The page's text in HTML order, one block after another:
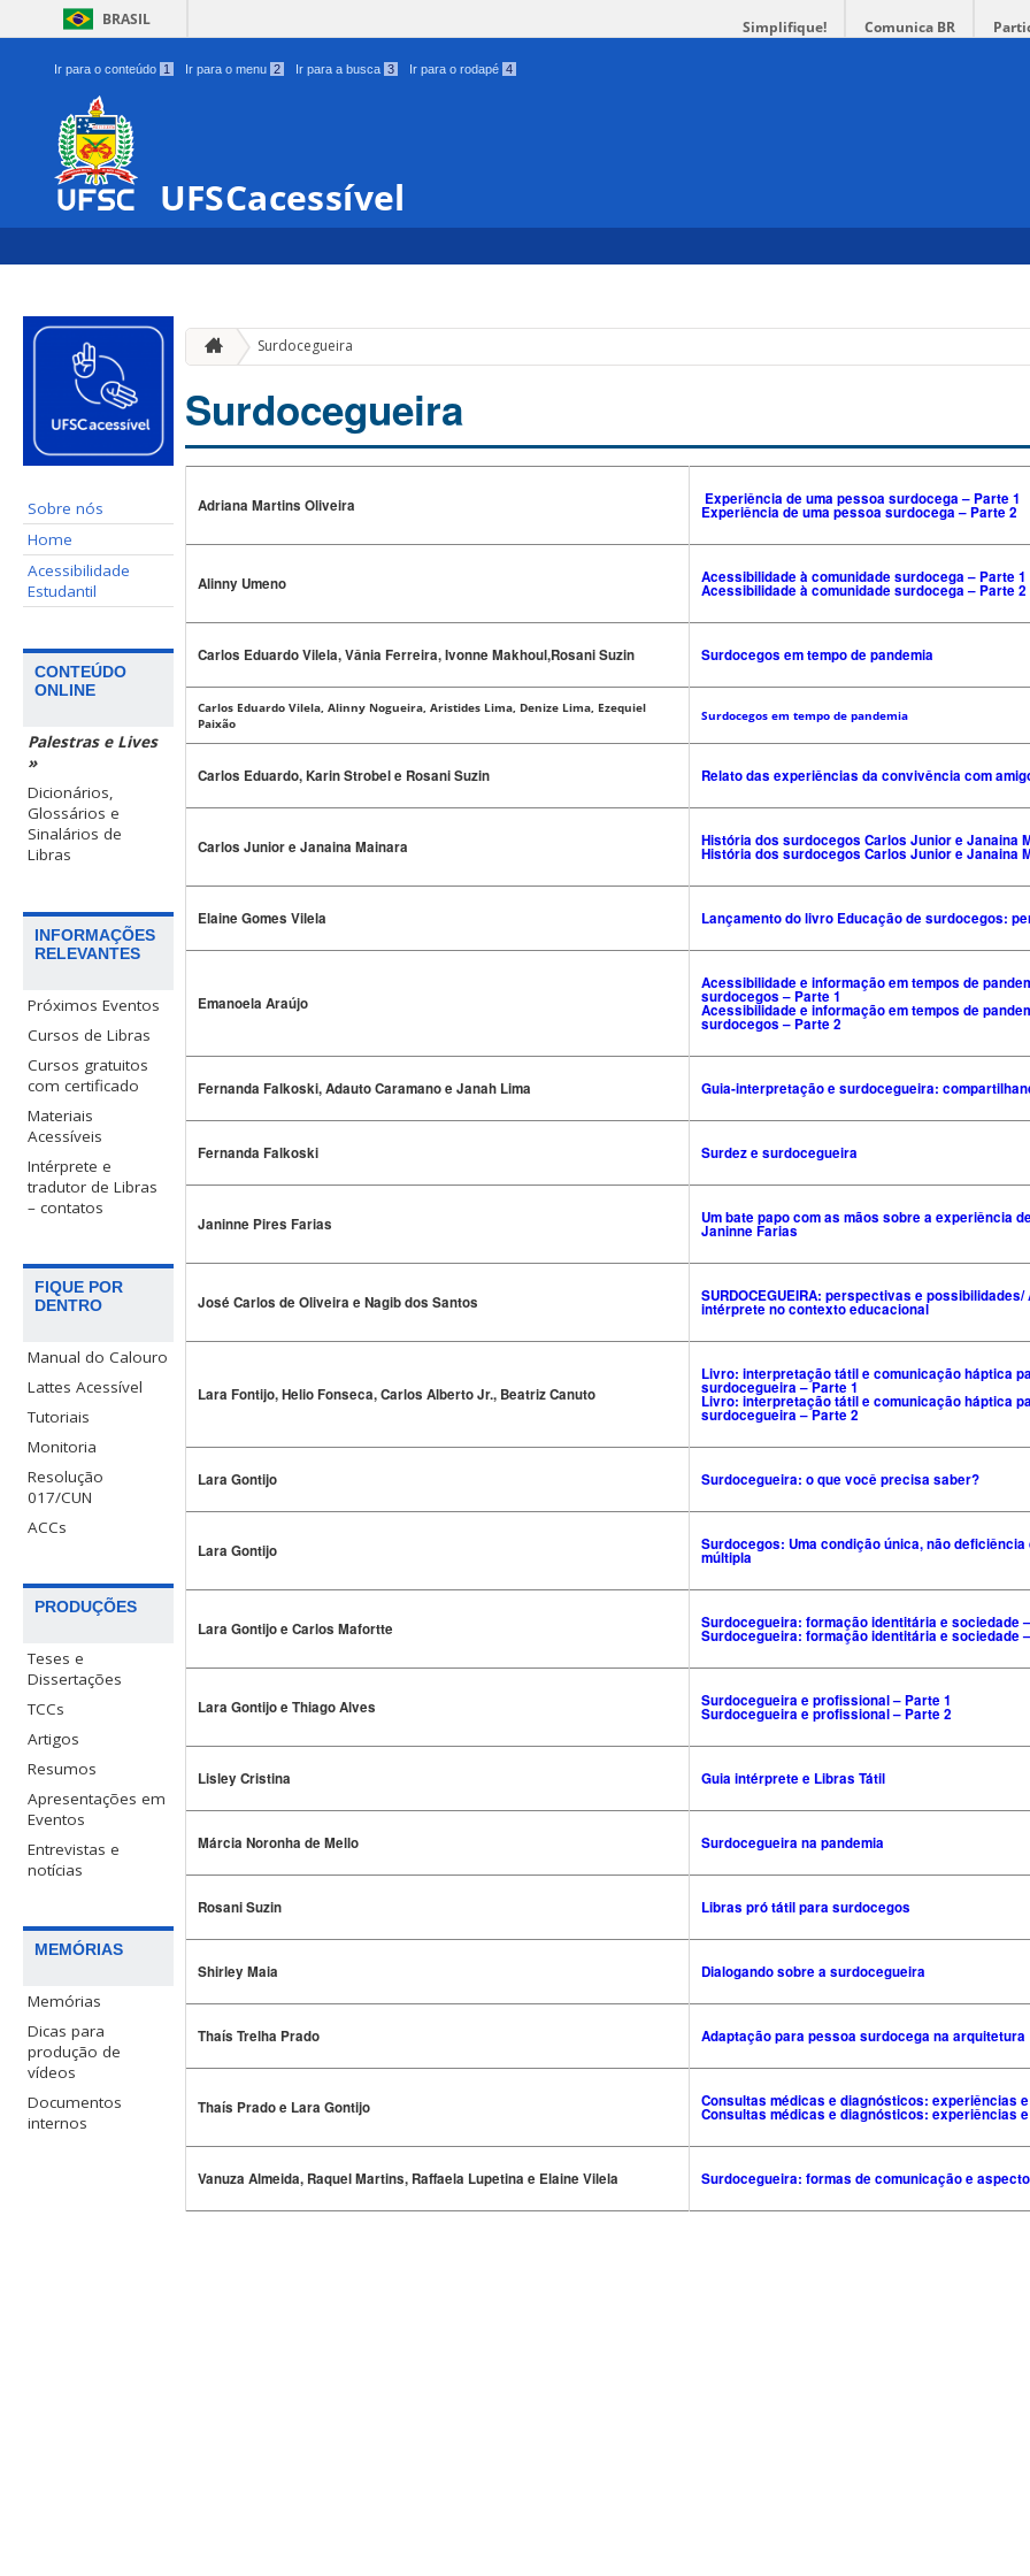
BRASIL Simplifique! Comunica BR
Ir para o conteúdo 1 Ir para o menu 2 Ir para a busca 3 Ir para o rodapé 4
UFSCacessível
Sobre nós
Home
Acessibilidade
Estudantil
CONTEÚDO
ONLINE
Palestras e Lives
»
Dicionários,
Glossários e
Sinalários de
Libras
INFORMAÇÕES
RELEVANTES
Próximos Eventos
Cursos de Libras
Cursos gratuitos
com certificado
Materiais
Acessíveis
Intérprete e
tradutor de Libras
– contatos
FIQUE POR
DENTRO
Manual do Calouro
Lattes Acessível
Tutoriais
Monitoria
Resolução
017/CUN
ACCs
PRODUÇÕES
Teses e
Dissertações
TCCs
Artigos
Resumos
Apresentações em
Eventos
Entrevistas e
notícias
MEMÓRIAS
Memórias
Dicas para
produção de
vídeos
Documentos
internos
Surdocegueira
Surdocegueira
Adriana Martins Oliveira Experiência de uma pessoa surdocega – Parte 1
Experiência de uma pessoa surdocega – Parte 2
Alinny Umeno Acessibilidade à comunidade surdocega – Parte 1
Acessibilidade à comunidade surdocega – Parte 2
Carlos Eduardo Vilela, Vânia Ferreira, Ivonne Makhoul,Rosani Suzin Surdocegos em tempo de pandemia
Carlos Eduardo Vilela, Alinny Nogueira, Aristides Lima, Denize Lima, Ezequiel
Paixão
Surdocegos em tempo de pandemia
Carlos Eduardo, Karin Strobel e Rosani Suzin Relato das experiências da convivência com
Carlos Junior e Janaina Mainara História dos surdocegos Carlos Junior e Janaina
História dos surdocegos Carlos Junior e Janaina
Elaine Gomes Vilela Lançamento do livro Educação de surdocegos:
Emanoela Araújo
Acessibilidade e informação em tempos de
surdocegos – Parte 1
Acessibilidade e informação em tempos de
surdocegos – Parte 2
Fernanda Falkoski, Adauto Caramano e Janah Lima Guia-interpretação e surdocegueira:
Fernanda Falkoski Surdez e surdocegueira
Janinne Pires Farias Um bate papo com as mãos sobre a experiência
Janinne Farias
José Carlos de Oliveira e Nagib dos Santos SURDOCEGUEIRA: perspectivas e
intérprete no contexto educacional
Lara Fontijo, Helio Fonseca, Carlos Alberto Jr., Beatriz Canuto
Livro: interpretação tátil e comunicação háptica
surdocegueira – Parte 1
Livro: interpretação tátil e comunicação háptica
surdocegueira – Parte 2
Lara Gontijo Surdocegueira: o que você precisa saber?
Lara Gontijo Surdocegos: Uma condição única, não
múltipla
Lara Gontijo e Carlos Mafortte Surdocegueira: formação identitária e sociedade
Surdocegueira: formação identitária e sociedade
Lara Gontijo e Thiago Alves Surdocegueira e profissional – Parte 1
Surdocegueira e profissional – Parte 2
Lisley Cristina Guia intérprete e Libras Tátil
Márcia Noronha de Mello Surdocegueira na pandemia
Rosani Suzin Libras pró tátil para surdocegos
Shirley Maia Dialogando sobre a surdocegueira
Thaís Trelha Prado Adaptação para pessoa surdocega na arquitetura
Thaís Prado e Lara Gontijo Consultas médicas e diagnósticos: experiências
Consultas médicas e diagnósticos: experiências
Vanuza Almeida, Raquel Martins, Raffaela Lupetina e Elaine Vilela Surdocegueira: formas de comunicação e